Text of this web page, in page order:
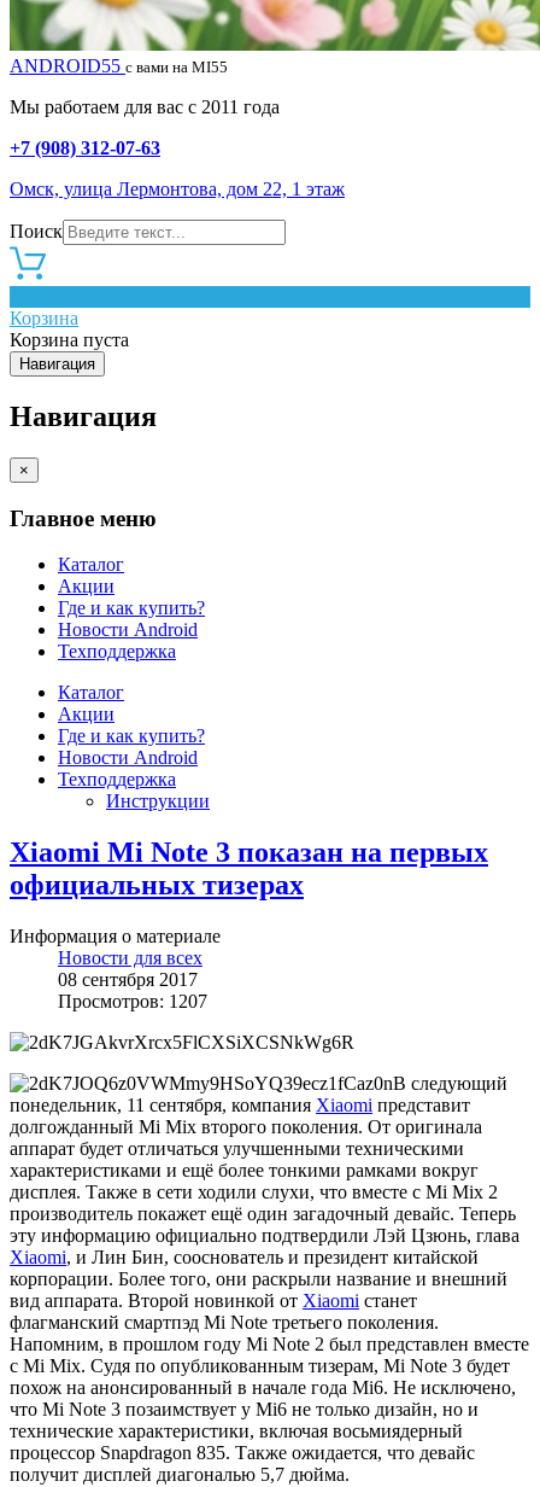
ANDROID55 с вами на MI55
Мы работаем для вас с 2011 года
+7 (908) 312-07-63
Омск, улица Лермонтова, дом 22, 1 этаж
Поиск
Корзина
Корзина пуста
Навигация
Навигация
×
Главное меню
Каталог
Акции
Где и как купить?
Новости Android
Техподдержка
Каталог
Акции
Где и как купить?
Новости Android
Техподдержка
Инструкции
Xiaomi Mi Note 3 показан на первых
официальных тизерах
Информация о материале
Новости для всех
08 сентября 2017
Просмотров: 1207
В следующий
понедельник, 11 сентября, компания Xiaomi представит
долгожданный Mi Mix второго поколения. От оригинала
аппарат будет отличаться улучшенными техническими
характеристиками и ещё более тонкими рамками вокруг
дисплея. Также в сети ходили слухи, что вместе с Mi Mix 2
производитель покажет ещё один загадочный девайс. Теперь
эту информацию официально подтвердили Лэй Цзюнь, глава
Xiaomi, и Лин Бин, сооснователь и президент китайской
корпорации. Более того, они раскрыли название и внешний
вид аппарата. Второй новинкой от Xiaomi станет
флагманский смартпэд Mi Note третьего поколения.
Напомним, в прошлом году Mi Note 2 был представлен вместе
с Mi Mix. Судя по опубликованным тизерам, Mi Note 3 будет
похож на анонсированный в начале года Mi6. Не исключено,
что Mi Note 3 позаимствует у Mi6 не только дизайн, но и
технические характеристики, включая восьмиядерный
процессор Snapdragon 835. Также ожидается, что девайс
получит дисплей диагональю 5,7 дюйма.